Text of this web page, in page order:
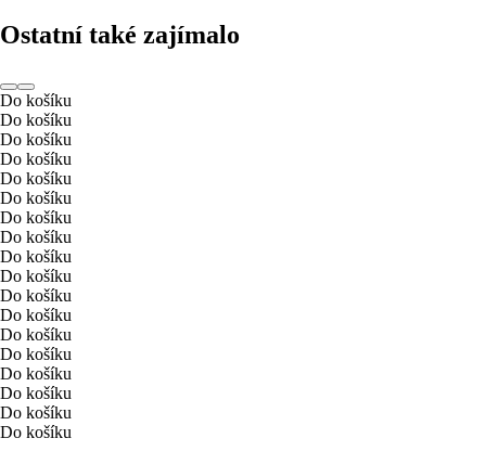
Ostatní také zajímalo
Do košíku
Do košíku
Do košíku
Do košíku
Do košíku
Do košíku
Do košíku
Do košíku
Do košíku
Do košíku
Do košíku
Do košíku
Do košíku
Do košíku
Do košíku
Do košíku
Do košíku
Do košíku